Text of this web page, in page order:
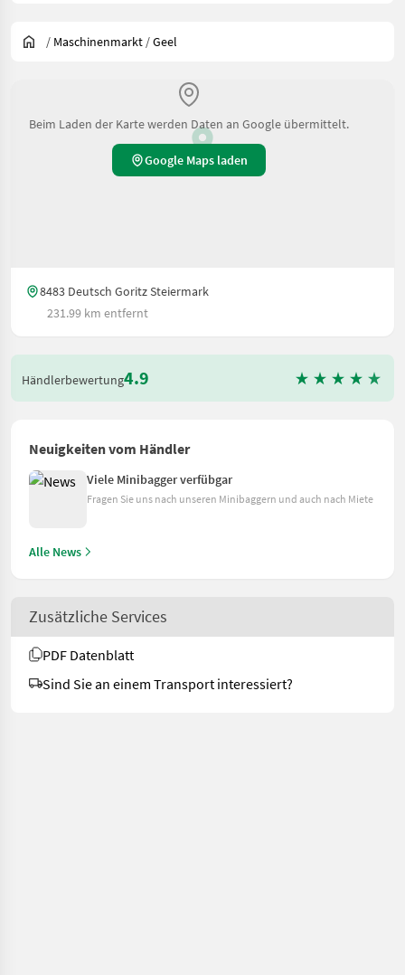
/ Maschinenmarkt /Geel
Beim Laden der Karte werden Daten an Google übermittelt.
Google Maps laden
8483 Deutsch Goritz Steiermark
231.99 km entfernt
Händlerbewertung4.9
Neuigkeiten vom Händler
Viele Minibagger verfübgar
Fragen Sie uns nach unseren Minibaggern und auch nach Miete
Alle News
Zusätzliche Services
PDF Datenblatt
Sind Sie an einem Transport interessiert?